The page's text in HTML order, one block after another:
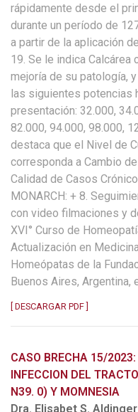
rápidamente desde el
durante un período de
a partir de la aplicación
19. Se le indica Calcárea
mejoría de su patología,
las siguientes potencias
presentación: 32.000,
82.000, 94.000, 98.000,
destaca que el Nivel de
corresponda a Cambio
Calidad de Casos
MONARCH: + 8.
con video filmaciones y
XVI° Curso de
Actualización en
Homeópatas de la
Buenos Aires,
[ DESCARGAR PDF ]
CASO BRECHA 15/2023:
INFECCION DEL
N39. 0) Y MOMNESIA
Dra. Elisabet S. Aldinger